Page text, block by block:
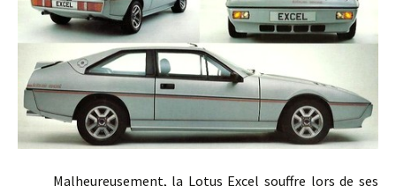
Malheureusement, la Lotus Excel souffre lors de ses